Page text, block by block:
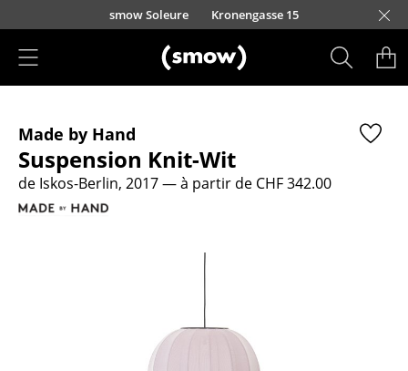
Accéder directement au contenu
smow Soleure Kronengasse 15
Sièges
Chaises de cuisine & salle à manger
Canapés
Chaises cantilever
Made by Hand
Suspension Knit-Wit
de Iskos-Berlin, 2017— à partir de CHF 342.00